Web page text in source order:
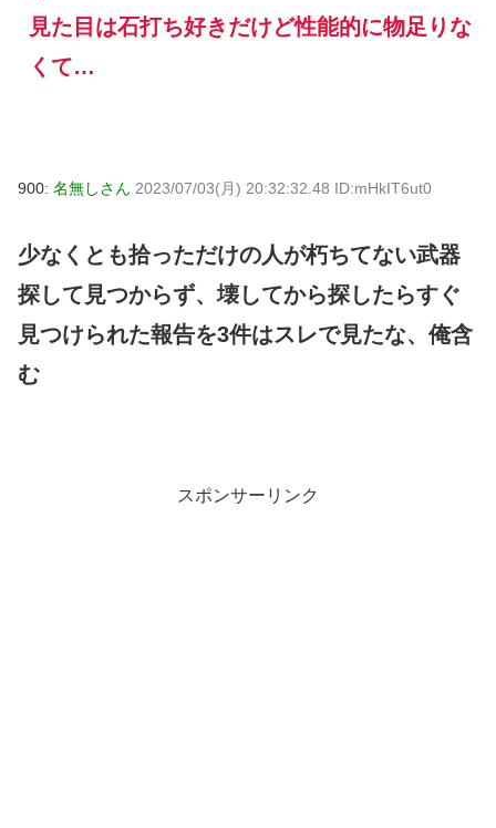
見た目は石打ち好きだけど性能的に物足りな
くて…
900: 名無しさん 2023/07/03(月) 20:32:32.48 ID:mHkIT6ut0
少なくとも拾っただけの人が朽ちてない武器
探して見つからず、壊してから探したらすぐ
見つけられた報告を3件はスレで見たな、俺含
む
スポンサーリンク